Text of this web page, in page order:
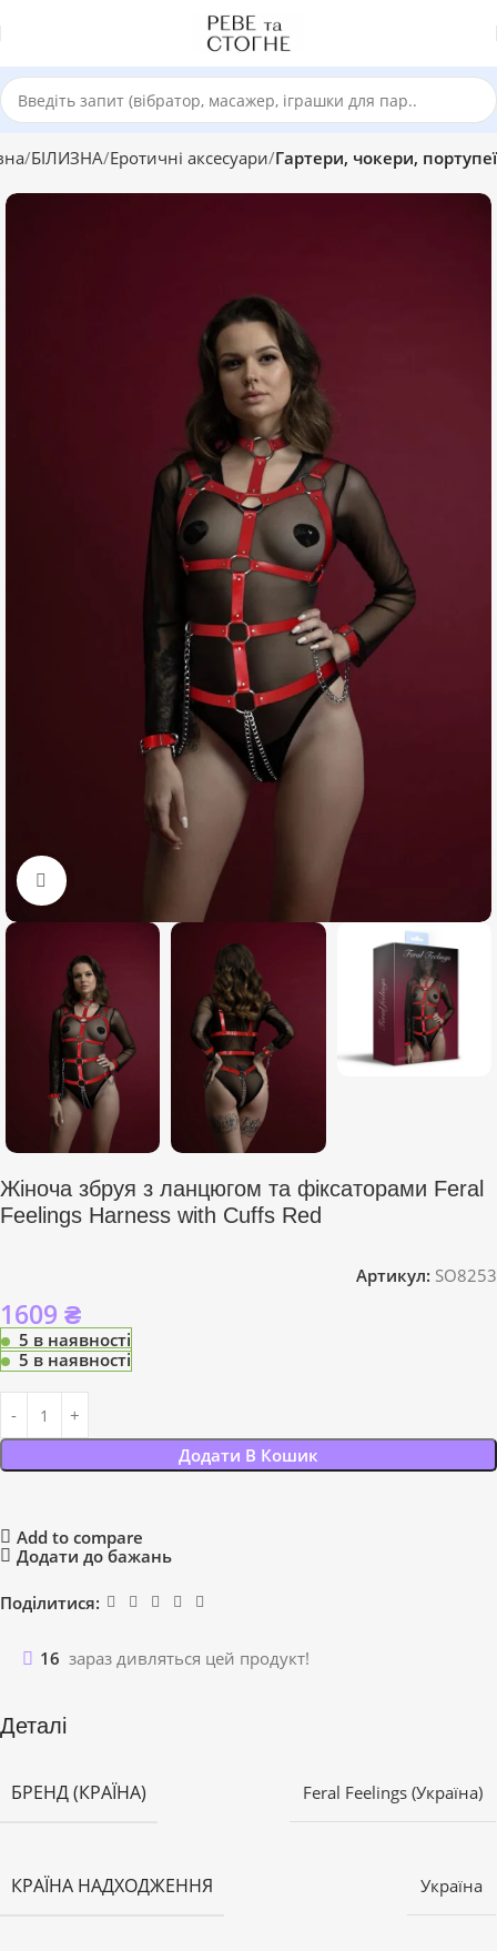
БІЛИЗНА Еротичні аксесуари Гартери, чокери, портупеї
Click to enlarge
Жіноча збруя з ланцюгом та фіксаторами Feral
Feelings Harness with Cuffs Red
Артикул: SO8253
1609 ₴
5 в наявності
5 в наявності
Додати В Кошик
Add to compare
Додати до бажань
Поділитися:
16 зараз дивляться цей продукт!
Деталі
БРЕНД (КРАЇНА) Feral Feelings (Україна)
КРАЇНА НАДХОДЖЕННЯ Україна